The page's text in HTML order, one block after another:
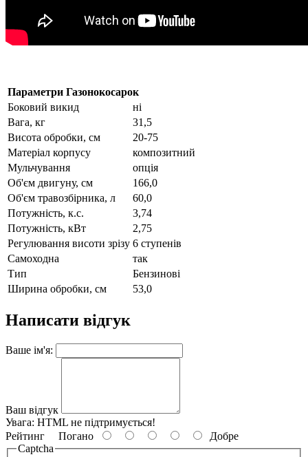
Параметри Газонокосарок
Боковий викид
ні
Вага, кг
31,5
Висота обробки, см
20-75
Матеріал корпусу
композитний
Мульчування
опція
Об'єм двигуну, см
166,0
Об'єм травозбірника, л
60,0
Потужність, к.с.
3,74
Потужність, кВт
2,75
Регулювання висоти зрізу 6 ступенів
Самоходна
так
Тип
Бензинові
Ширина обробки, см
53,0
Написати відгук
Ваше ім'я:
Ваш відгук
Увага: HTML не підтримується!
Рейтинг Погано
Добре
Captcha